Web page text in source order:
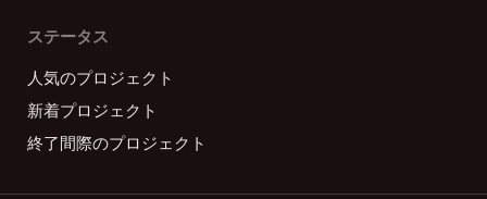
ステータス
人気のプロジェクト
新着プロジェクト
終了間際のプロジェクト